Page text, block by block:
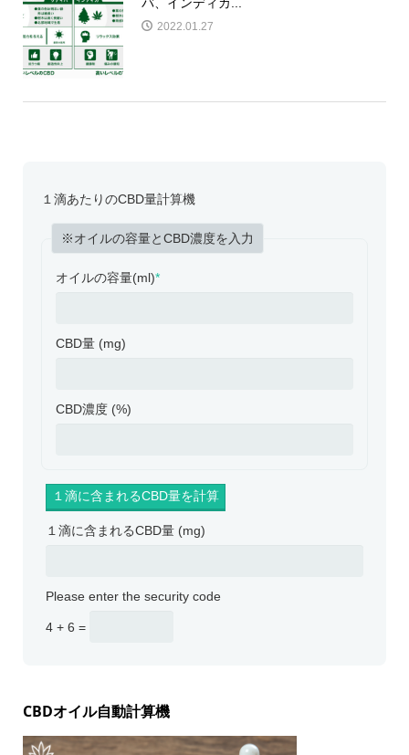
2022.01.27
１滴あたりのCBD量計算機
※オイルの容量とCBD濃度を入力
オイルの容量(ml)*
CBD量 (mg)
CBD濃度 (%)
１滴に含まれるCBD量 (mg)
Please enter the security code
4 + 6 =
CBDオイル自動計算機